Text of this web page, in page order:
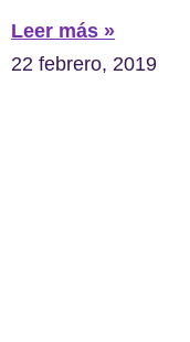
Leer más »
22 febrero, 2019